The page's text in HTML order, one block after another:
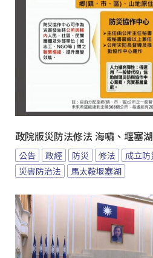
政院版災防法修法 海嘯、堰塞
公告 政經 防災 修法 成立
災害防治法
馬太鞍堰塞湖